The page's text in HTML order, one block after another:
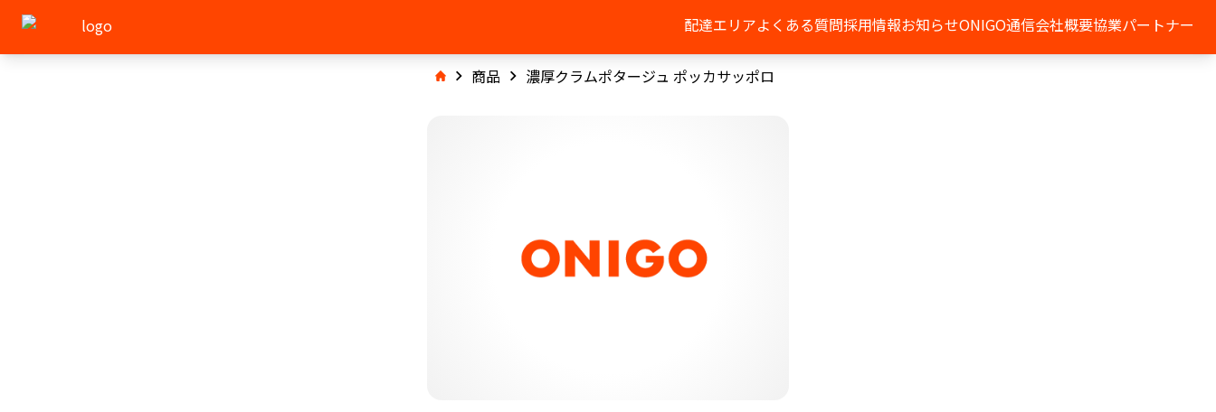
配達エリアよくある質問採用情報お知らせONIGO通信会社概要協業パートナー
商品 濃厚クラムポタージュ ポッカサッポロ